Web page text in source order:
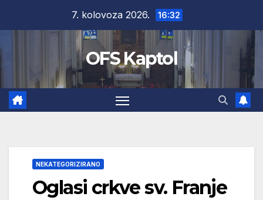
7. kolovoza 2026. 16:32
OFS Kaptol
NEKATEGORIZIRANO
Oglasi crkve sv. Franje